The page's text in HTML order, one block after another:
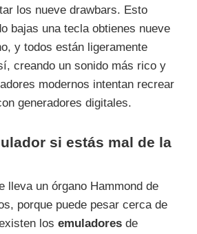
los nueve drawbars. Esto
bajas una tecla obtienes nueve
y todos están ligeramente
creando un sonido más rico y
modernos intentan recrear
generadores digitales.
si estás mal de la
lleva un órgano Hammond de
porque puede pesar cerca de
los emuladores de